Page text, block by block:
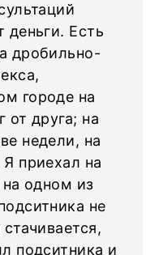
деньги. Есть
дробильно-
городе на
от друга; на
недели, на
приехал на
одном из
не
подситника и